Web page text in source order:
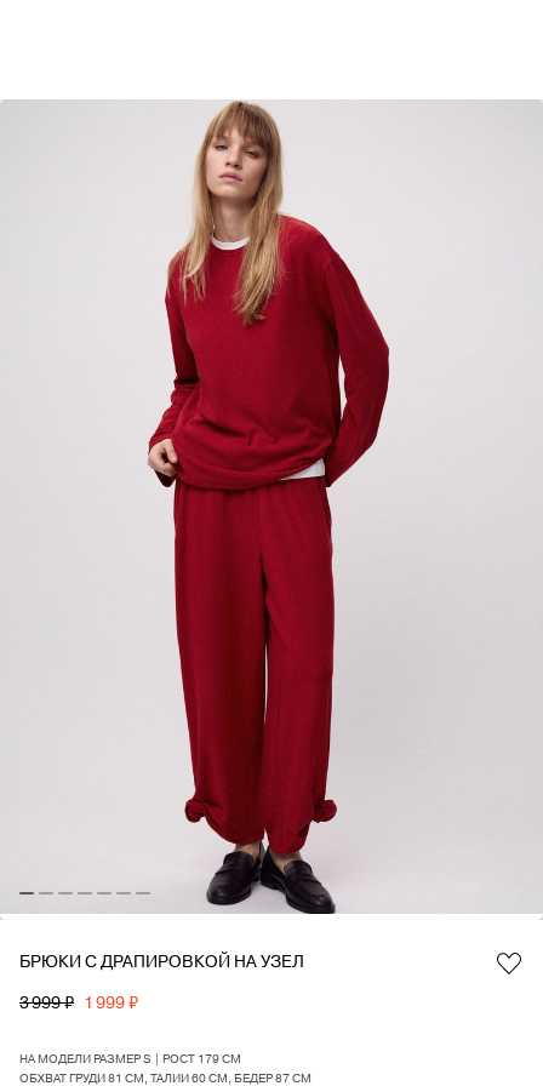
БРЮКИ С ДРАПИРОВКОЙ НА УЗЕЛ
3 999 ₽ 1 999 ₽
НА МОДЕЛИ РАЗМЕР S | РОСТ 179 СМ
ОБХВАТ ГРУДИ 81 СМ, ТАЛИИ 60 СМ, БЕДЕР 87 СМ